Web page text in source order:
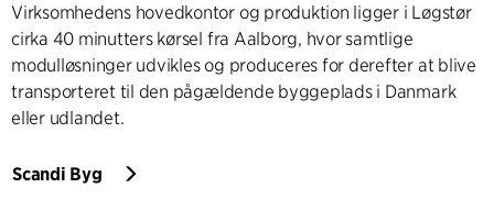
Virksomhedens hovedkontor og produktion ligger i Løgstør
cirka 40 minutters kørsel fra Aalborg, hvor samtlige
modulløsninger udvikles og produceres for derefter at blive
transporteret til den pågældende byggeplads i Danmark
eller udlandet.
Scandi Byg